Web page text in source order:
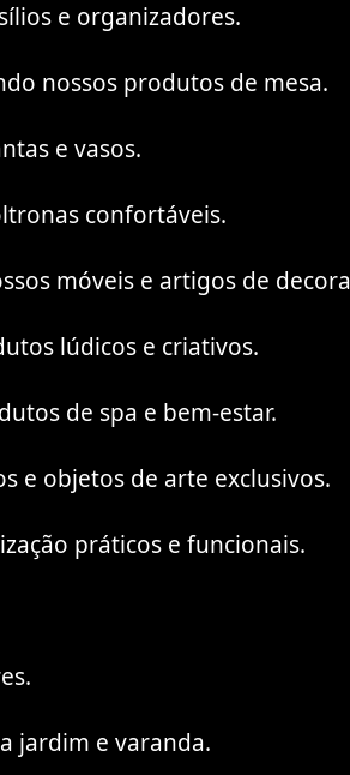
e organizadores.
nossos produtos de mesa.
e vasos.
confortáveis.
móveis e artigos de
lúdicos e criativos.
de spa e bem-estar.
e objetos de arte exclusivos.
práticos e funcionais.
jardim e varanda.